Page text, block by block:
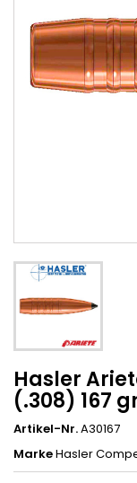
Hasler
(.308) 167
Artikel-Nr.A30167
MarkeHasler